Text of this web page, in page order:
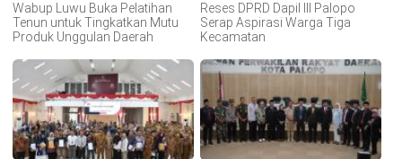
Wabup Luwu Buka Pelatihan
Tenun untuk Tingkatkan Mutu
Produk Unggulan Daerah
Reses DPRD Dapil III Palopo
Serap Aspirasi Warga Tiga
Kecamatan